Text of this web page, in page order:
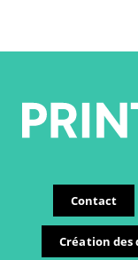
Contact
Création des